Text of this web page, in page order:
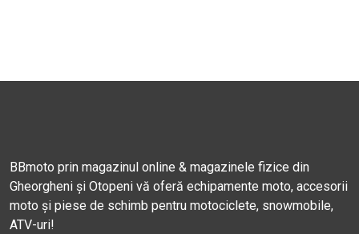
BBmoto prin magazinul online & magazinele fizice din
Gheorgheni și Otopeni vă oferă echipamente moto, accesorii
moto și piese de schimb pentru motociclete, snowmobile,
ATV-uri!